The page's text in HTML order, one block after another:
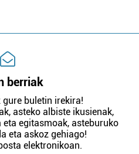
berriak
buletin irekira!
asteko albiste ikusienak,
egitasmoak, asteburuko
eta askoz gehiago!
elektronikoan.